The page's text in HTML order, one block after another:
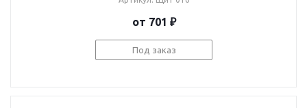
от 701 ₽
Под заказ